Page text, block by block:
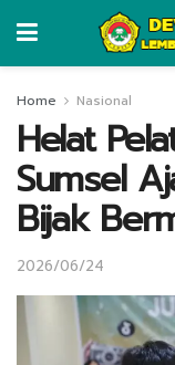
Home Nasional
Helat
Sumsel
Bijak
2026/06/24